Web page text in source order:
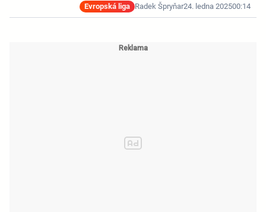
Evropská liga Radek Špryňar24. ledna 202500:14